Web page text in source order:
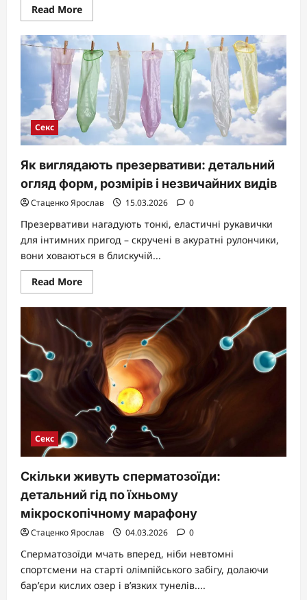
Read MoreRead
more
Чому
чоловік
не
хоче
жінку:
причини
втрати
бажання
та
як
повернути
пристрасть
Секс
Як виглядають презервативи: детальний
огляд форм, розмірів і незвичайних видів
Стаценко Ярослав 15.03.2026 0
Презервативи нагадують тонкі, еластичні рукавички
для інтимних пригод – скручені в акуратні рулончики,
вони ховаються в блискучій...
Read MoreRead
more
Як
виглядають
презервативи:
детальний
огляд
форм,
розмірів
незвичайних
видів
Секс
Скільки живуть сперматозоїди:
детальний гід по їхньому
мікроскопічному марафону
Стаценко Ярослав 04.03.2026 0
Сперматозоїди мчать вперед, ніби невтомні
спортсмени на старті олімпійського забігу, долаючи
бар’єри кислих озер і в’язких тунелів....